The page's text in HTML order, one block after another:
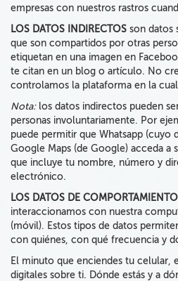
empresas con nuestros rastros
LOS DATOS INDIRECTOS son datos
que son compartidos por otras
etiquetan en una imagen en
te citan en un blog o artículo. No
controlamos la plataforma en la
Nota:los datos indirectos pueden
personas involuntariamente. Por
puede permitir que Whatsapp (cuyo
Google Maps (de Google) acceda a
que incluye tu nombre, número y
electrónico.
LOS DATOS DE COMPORTAMIENTO
interaccionamos con nuestra
(móvil). Estos tipos de datos
con quiénes, con qué frecuencia y
El minuto que enciendes tu celular,
digitales sobre ti. Dónde estás y a